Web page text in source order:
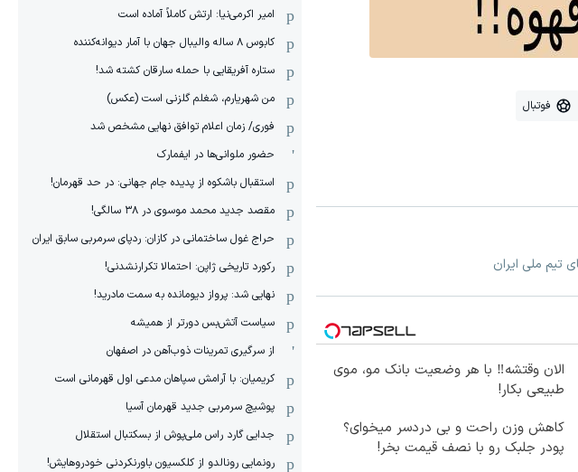
فوتبال
تیم ملی ایران
الان وقتشه‼️ با هر وضعیت بانک مو، موی
طبیعی بکار!
کاهش وزن راحت و بی دردسر میخوای؟
پودر جلبک رو با نصف قیمت بخر!
امیر اکرمی‌نیا: ارتش کاملاً آماده است
کابوس ۸ ساله والیبال جهان با آمار دیوانه‌کننده
ستاره آفریقایی با حمله سارقان کشته شد!
من شهریارم، شغلم گلزنی است (عکس)
فوری/ زمان اعلام توافق نهایی مشخص شد
حضور ملوانی‌ها در ایفمارک
استقبال باشکوه از پدیده جام جهانی: در حد قهرمان!
مقصد جدید محمد موسوی در ٣٨ سالگی!
حراج غول ساختمانی در کازان: ردپای سرمربی سابق ایران
رکورد تاریخی ژاپن: احتمالا تکرارنشدنی!
نهایی شد: پرواز دیومانده به سمت مادرید!
سیاست آتش‌بس دورتر از همیشه
از سرگیری تمرینات ذوب‌آهن در اصفهان
کریمیان: با آرامش سپاهان مدعی اول قهرمانی است
پوشیچ سرمربی جدید قهرمان آسیا
جدایی گارد راس ملی‌پوش از بسکتبال استقلال
رونمایی رونالدو از کلکسیون باورنکردنی خودروهایش!